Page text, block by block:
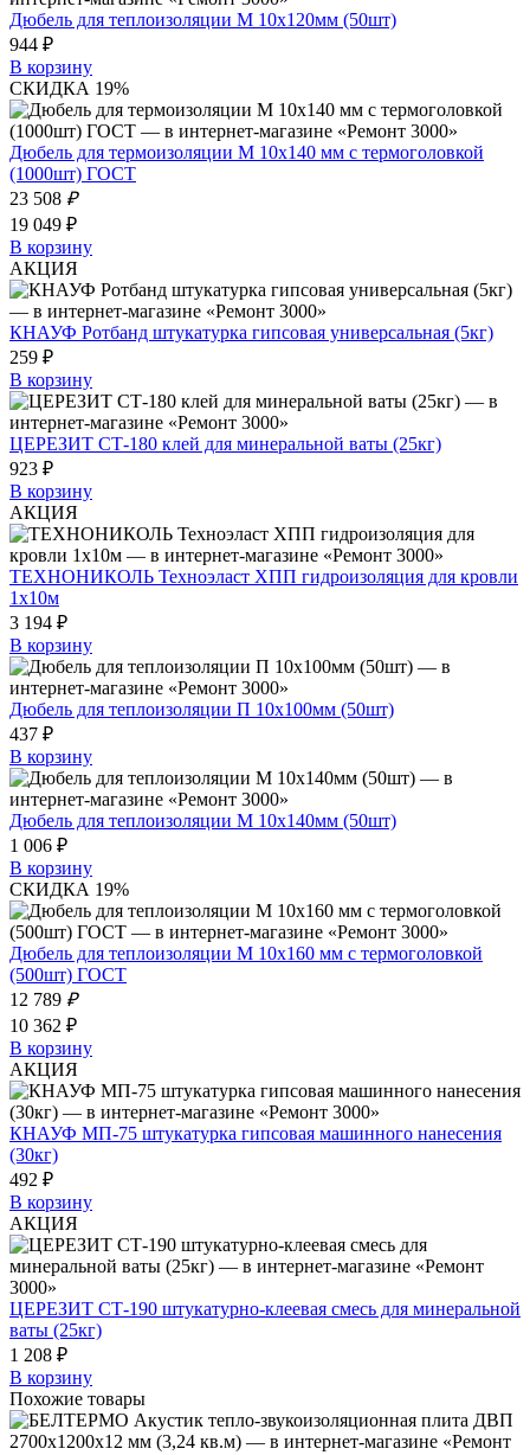
Дюбель для теплоизоляции М 10х120мм (50шт)
944 ₽
В корзину
СКИДКА 19%
Дюбель для термоизоляции М 10х140 мм с термоголовкой
(1000шт) ГОСТ
23 508 ₽
19 049 ₽
В корзину
АКЦИЯ
КНАУФ Ротбанд штукатурка гипсовая универсальная (5кг)
259 ₽
В корзину
ЦЕРЕЗИТ СТ-180 клей для минеральной ваты (25кг)
923 ₽
В корзину
АКЦИЯ
ТЕХНОНИКОЛЬ Техноэласт ХПП гидроизоляция для кровли
1х10м
3 194 ₽
В корзину
Дюбель для теплоизоляции П 10х100мм (50шт)
437 ₽
В корзину
Дюбель для теплоизоляции М 10х140мм (50шт)
1 006 ₽
В корзину
СКИДКА 19%
Дюбель для теплоизоляции М 10х160 мм с термоголовкой
(500шт) ГОСТ
12 789 ₽
10 362 ₽
В корзину
АКЦИЯ
КНАУФ МП-75 штукатурка гипсовая машинного нанесения
(30кг)
492 ₽
В корзину
АКЦИЯ
ЦЕРЕЗИТ СТ-190 штукатурно-клеевая смесь для минеральной
ваты (25кг)
1 208 ₽
В корзину
Похожие товары